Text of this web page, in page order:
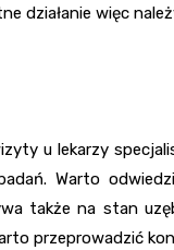
działanie więc
u lekarzy
Warto
także na stan
przeprowadzić